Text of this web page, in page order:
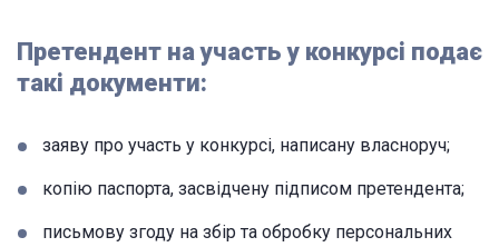
Претендент на участь у конкурсі подає
такі документи:
заяву про участь у конкурсі, написану власноруч;
копію паспорта, засвідчену підписом претендента;
письмову згоду на збір та обробку персональних